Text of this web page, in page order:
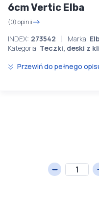
6cm Vertic Elba
(0) opinii
INDEX: 273542 Marka:
Kategoria: Teczki, deski z
Przewiń do pełnego